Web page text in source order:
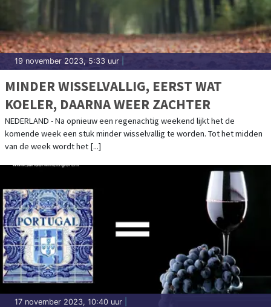
19 november 2023, 5:33 uur
MINDER WISSELVALLIG, EERST WAT
KOELER, DAARNA WEER ZACHTER
NEDERLAND - Na opnieuw een regenachtig weekend lijkt het de
komende week een stuk minder wisselvallig te worden. Tot het midden
van de week wordt het [...]
17 november 2023, 10:40 uur